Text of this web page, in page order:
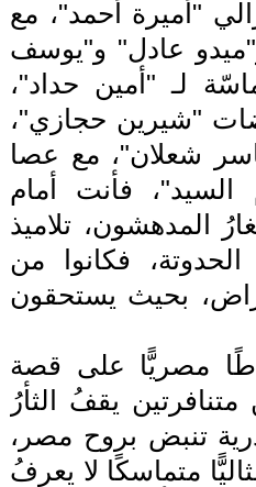
"أميرة أحمد"، مع
و"ميدو عادل" و"يوسف
لـ "أمين حداد"،
"شيرين حجازي"،
شعلان"، مع عصا
فأنت أمام
المدهشون، تلاميذ
فكانوا من
بحيث يستحقون
مصريًّا على قصة
يقفُ الثأرُ
تنبض بروح مصر،
متماسكًا لا يعرفُ